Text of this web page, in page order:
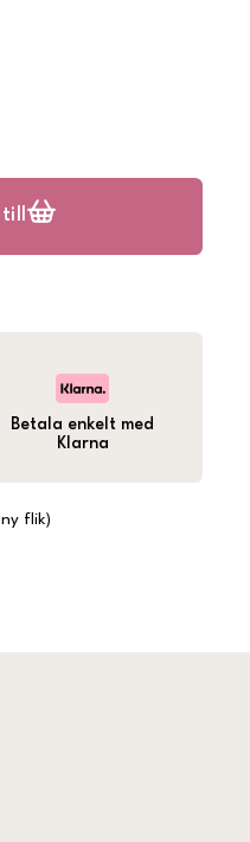
Betala enkelt med
Klarna
flik)